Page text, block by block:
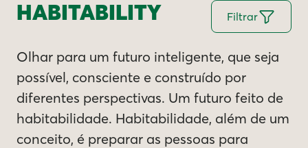
HABITABILITY Filtrar
Olhar para um futuro inteligente, que seja
possível, consciente e construído por
diferentes perspectivas. Um futuro feito de
habitabilidade. Habitabilidade, além de um
conceito, é preparar as pessoas para